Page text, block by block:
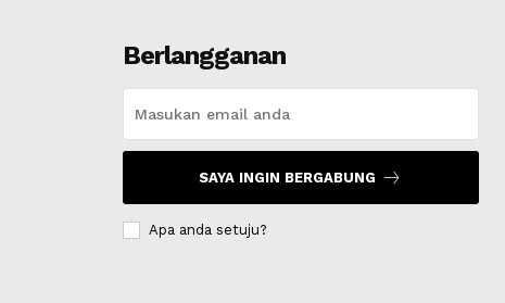
Berlangganan
SAYA INGIN BERGABUNG
Apa anda setuju?